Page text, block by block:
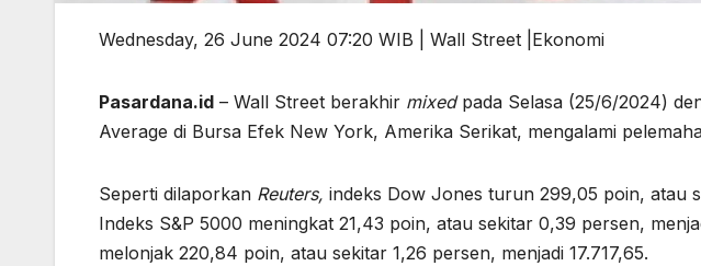
Wednesday, 26 June 2024 07:20 WIB | Wall Street |Ekonomi
Pasardana.id – Wall Street berakhir mixed pada Selasa (25/6/2024)
Average di Bursa Efek New York, Amerika Serikat, mengalami
Seperti dilaporkan Reuters, indeks Dow Jones turun 299,05 poin, atau
Indeks S&P 5000 meningkat 21,43 poin, atau sekitar 0,39 persen,
melonjak 220,84 poin, atau sekitar 1,26 persen, menjadi 17.717,65.